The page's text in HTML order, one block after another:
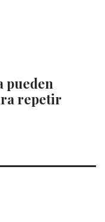
pueden
repetir